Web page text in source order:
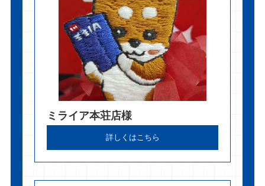
ミライア本荘店様
詳しくはこちら